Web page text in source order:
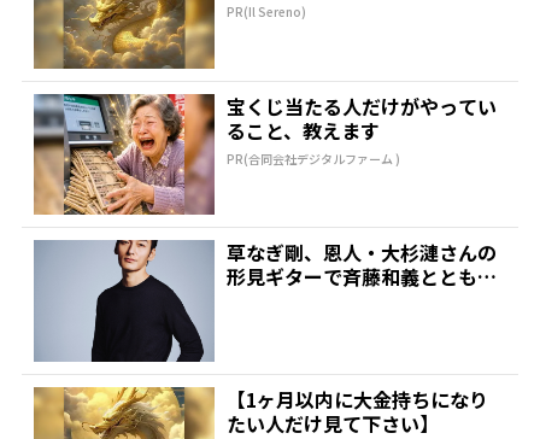
PR(Il Sereno)
宝くじ当たる人だけがやってい
ること、教えます
PR(合同会社デジタルファーム )
草なぎ剛、恩人・大杉漣さんの
形見ギターで斉藤和義とともに
【1ヶ月以内に大金持ちになり
たい人だけ見て下さい】